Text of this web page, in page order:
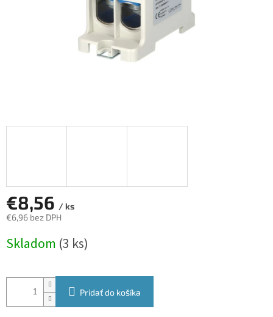
€8,56 / ks
€6,96 bez DPH
cena:
Skladom (3 ks)
Pridať do košíka